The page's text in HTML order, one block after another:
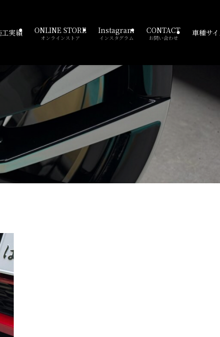
工実績 ONLINE STORE
オンラインストア
Instagram
インスタグラム
CONTACT
お問い合わせ
車種サ